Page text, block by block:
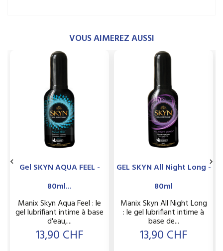
VOUS AIMEREZ AUSSI
Gel SKYN AQUA FEEL -
80ml...
Manix Skyn Aqua Feel : le
gel lubrifiant intime à base
d'eau,...
Prix
13,90 CHF
GEL SKYN All Night Long -
80ml
Manix Skyn All Night Long
: le gel lubrifiant intime à
base de...
Prix
13,90 CHF
 